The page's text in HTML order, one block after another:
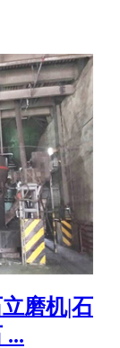
磨机|石
...